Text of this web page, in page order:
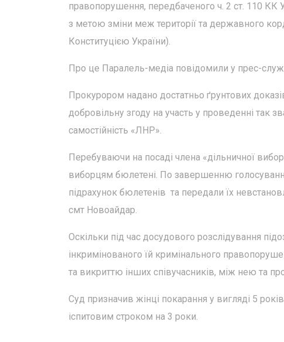
правопорушення, передбаченого ч. 2 ст. 110 КК
з метою зміни меж території та державного
Конституцією України).
Про це Паралель-медіа повідомили у прес-
Прокурором надано достатньо ґрунтових
добровільну згоду на участь у проведенні
самостійність «ЛНР».
Перебуваючи на посаді члена «дільничної
виборцям бюлетені. По завершенню
підрахунок бюлетенів та передали їх
смт Новоайдар.
Оскільки під час досудового розслідування
інкримінованого їй кримінального
та викриттю інших співучасників, між нею та
Суд призначив жінці покарання у вигляді 5
іспитовим строком на 3 роки.